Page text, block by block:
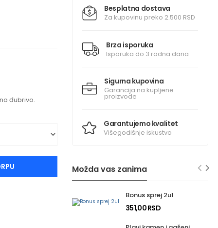
đubrivo.
Besplatna dostava
Za kupovinu preko 2.500 RSD
Brza isporuka
Isporuka do 3 radna dana
Sigurna kupovina
Garancija na kupljene
proizvode
Garantujemo kvalitet
Višegodišnje iskustvo
Možda vas zanima
Bonus sprej 2u1
351,00 RSD